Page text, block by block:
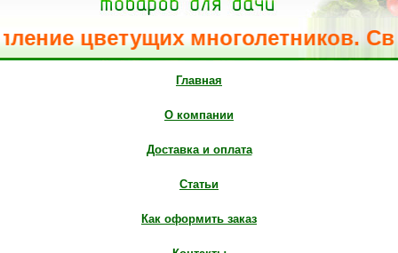
цветущих многолетников.
Главная
О компании
Доставка и оплата
Статьи
Как оформить заказ